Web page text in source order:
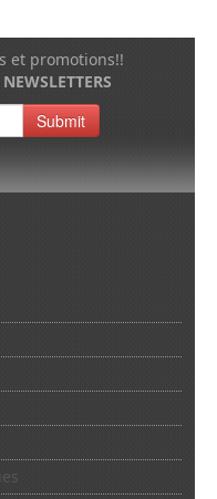
et promotions!!
Submit